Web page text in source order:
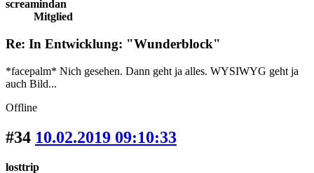
screamindan
Mitglied
Re: In Entwicklung: "Wunderblock"
*facepalm* Nich gesehen. Dann geht ja alles. WYSIWYG geht ja
auch Bild...
Offline
#34 10.02.2019 09:10:33
losttrip